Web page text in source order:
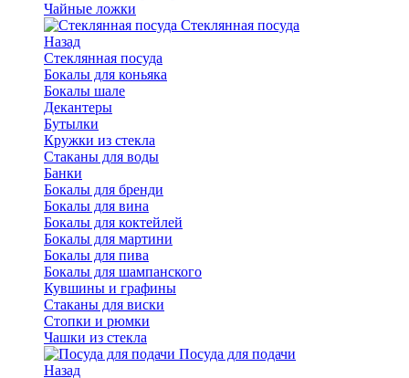
Чайные ложки
Стеклянная посуда
Назад
Стеклянная посуда
Бокалы для коньяка
Бокалы шале
Декантеры
Бутылки
Кружки из стекла
Стаканы для воды
Банки
Бокалы для бренди
Бокалы для вина
Бокалы для коктейлей
Бокалы для мартини
Бокалы для пива
Бокалы для шампанского
Кувшины и графины
Стаканы для виски
Стопки и рюмки
Чашки из стекла
Посуда для подачи
Назад